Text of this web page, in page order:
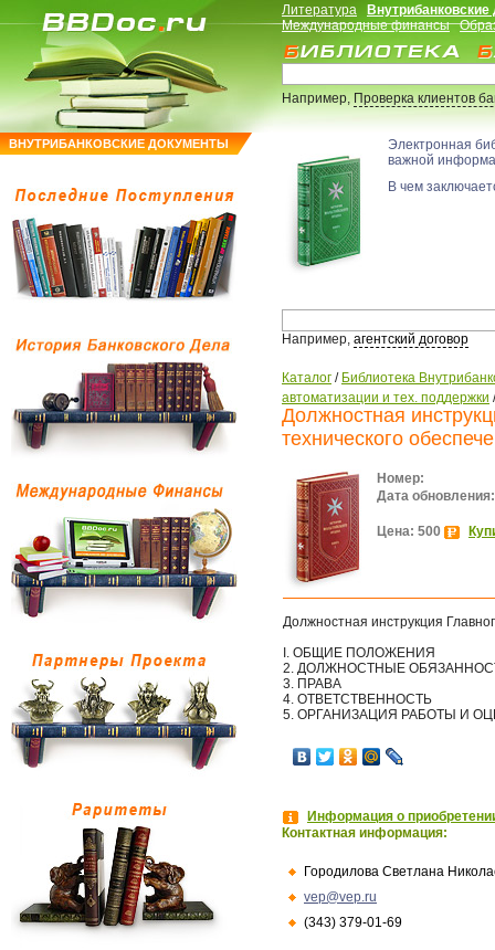
ВНУТРИБАНКОВСКИЕ ДОКУМЕНТЫ
Литература
Международные финансы
Например,Проверка клиентов
Электронная
важной
В чем
Например, агентский договор
Каталог / Библиотека
автоматизации и тех. поддержки
Должностная
технического
Номер:
Дата обновления:
Цена: 500
Должностная инструкция
I. ОБЩИЕ ПОЛОЖЕНИЯ
2. ДОЛЖНОСТНЫЕ
3. ПРАВА
4. ОТВЕТСТВЕННОСТЬ
5. ОРГАНИЗАЦИЯ РАБОТЫ И
Информация о
Контактная информация:
Городилова Светлана
vep@vep.ru
(343) 379-01-69